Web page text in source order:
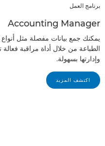
برنامج العمل
Accounting Manager
يمكنك جمع بيانات مفصلة مثل
الطباعة من خلال أداة مراقبة
وإدارتها بسهولة.
اكتشف المزيد